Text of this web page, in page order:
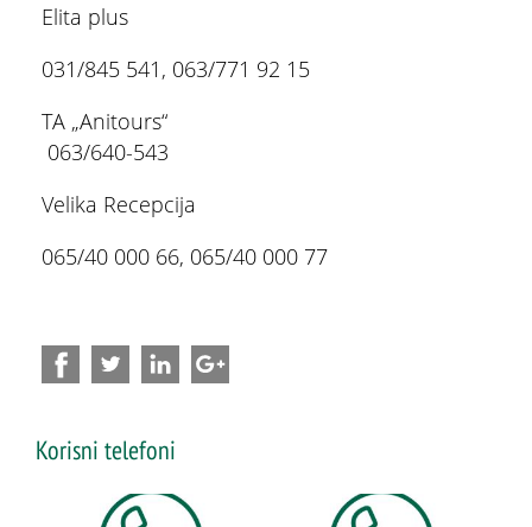
Parking na Zlatiboru
Online publikacije
Brošure
Aplikacije
Elita plus
031/845 541, 063/771 92 15
TA „Anitours“
063/640-543
Velika Recepcija
065/40 000 66, 065/40 000 77
Korisni telefoni
Stopića pećina